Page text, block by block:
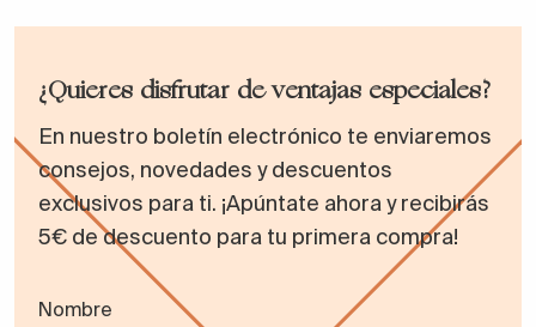
¿Quieres disfrutar de ventajas especiales?
En nuestro boletín electrónico te enviaremos
consejos, novedades y descuentos
exclusivos para ti. ¡Apúntate ahora y recibirás
5€ de descuento para tu primera compra!
Nombre